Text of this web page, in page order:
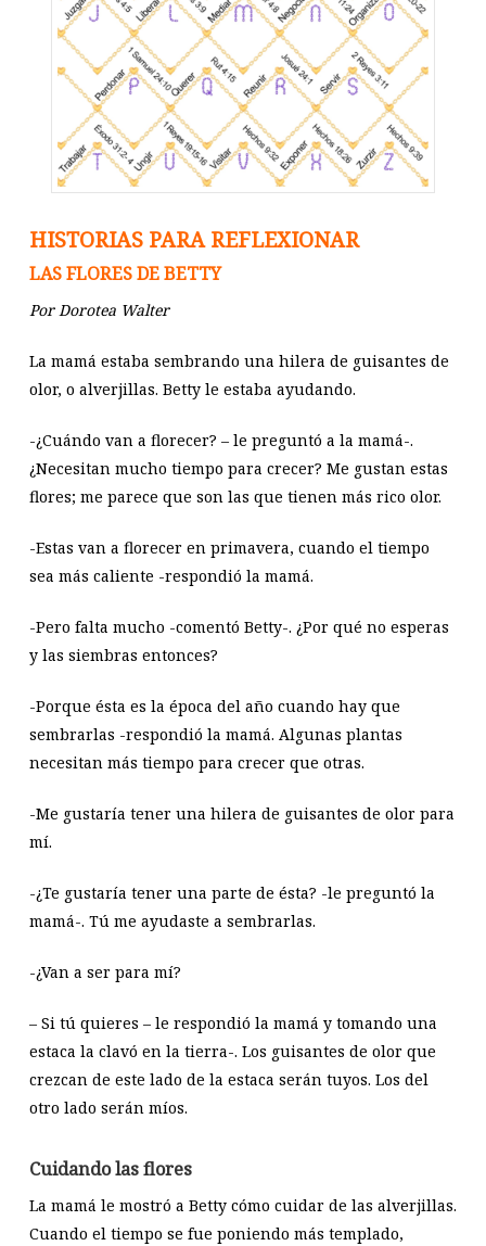
HISTORIAS PARA REFLEXIONAR
LAS FLORES DE BETTY
Por Dorotea Walter
La mamá estaba sembrando una hilera de guisantes de
olor, o alverjillas. Betty le estaba ayudando.
-¿Cuándo van a florecer? – le preguntó a la mamá-.
¿Necesitan mucho tiempo para crecer? Me gustan estas
flores; me parece que son las que tienen más rico olor.
-Estas van a florecer en primavera, cuando el tiempo
sea más caliente -respondió la mamá.
-Pero falta mucho -comentó Betty-. ¿Por qué no esperas
y las siembras entonces?
-Porque ésta es la época del año cuando hay que
sembrarlas -respondió la mamá. Algunas plantas
necesitan más tiempo para crecer que otras.
-Me gustaría tener una hilera de guisantes de olor para
mí.
-¿Te gustaría tener una parte de ésta? -le preguntó la
mamá-. Tú me ayudaste a sembrarlas.
-¿Van a ser para mí?
– Si tú quieres – le respondió la mamá y tomando una
estaca la clavó en la tierra-. Los guisantes de olor que
crezcan de este lado de la estaca serán tuyos. Los del
otro lado serán míos.
Cuidando las flores
La mamá le mostró a Betty cómo cuidar de las alverjillas.
Cuando el tiempo se fue poniendo más templado,